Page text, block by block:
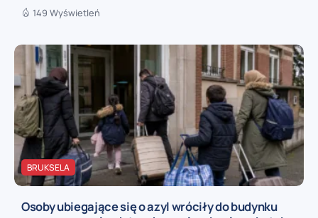
149 Wyświetleń
BRUKSELA
Osoby ubiegające się o azyl wróciły do budynku